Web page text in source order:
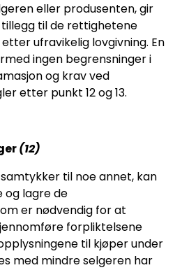
eller produsenten, gir
til de rettighetene
ufravikelig lovgivning. En
ingen begrensninger i
og krav ved
etter punkt 12 og 13.
(12)
til noe annet, kan
og lagre de
er nødvendig for at
forpliktelsene
til kjøper under
med mindre selgeren har